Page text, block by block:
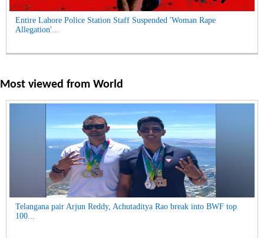
Entire Lahore Police Station Staff Suspended 'Woman Rape
Allegation'...
Most viewed from World
Telangana pair Arjun Reddy, Achutaditya Rao break into BWF top
100...